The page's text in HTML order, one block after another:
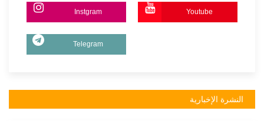
Instgram Youtube
Telegram
النشرة الإخبارية